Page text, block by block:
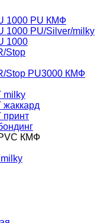
1000 PU КМФ
1000 PU/Silver/milky
1000
Stop
Stop PU3000 КМФ
milky
жаккард
принт
КМФ